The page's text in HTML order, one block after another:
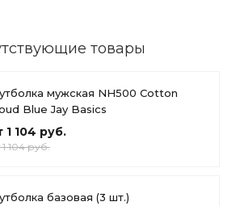
товары
мужская NH500 Cotton
Blue Jay Basics
1 104 руб.
1 104 руб.
базовая (3 шт.)